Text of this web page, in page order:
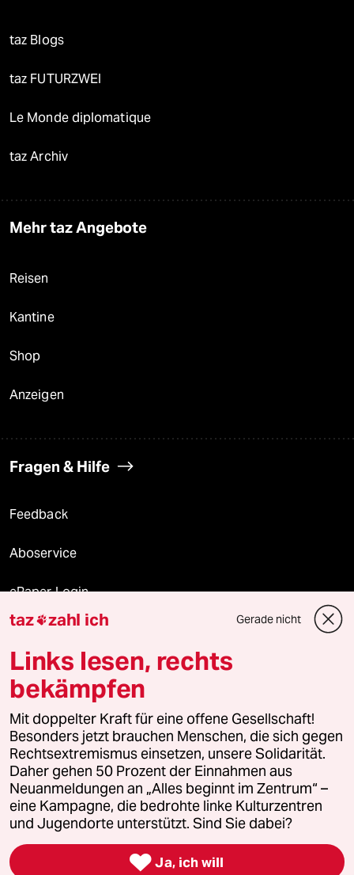
taz Blogs
taz FUTURZWEI
Le Monde diplomatique
taz Archiv
Mehr taz Angebote
Reisen
Kantine
Shop
Anzeigen
Fragen & Hilfe
Feedback
Aboservice
ePaper Login
Downloads für Abonnierende
© 2026 taz Verlags und Vertriebs GmbH
Alle Rechte vorbehalten. Bei rechtlichen Fragen oder für Genehmigungen
wenden Sie sich bitte an
lizenzen@taz.de
Feedback Redaktionsstatut Kommune-Richtlinien
Leitlinie Informant Datenschutz Impressum AGB
Seitenwende Einwilligungen widerrufen (Ads)
taz zahl ich Gerade nicht
Links lesen, rechts
bekämpfen
Mit doppelter Kraft für eine offene Gesellschaft!
Besonders jetzt brauchen Menschen, die sich gegen
Rechtsextremismus einsetzen, unsere Solidarität.
Daher gehen 50 Prozent der Einnahmen aus
Neuanmeldungen an „Alles beginnt im Zentrum“ –
eine Kampagne, die bedrohte linke Kulturzentren
und Jugendorte unterstützt. Sind Sie dabei?
 Ja, ich will